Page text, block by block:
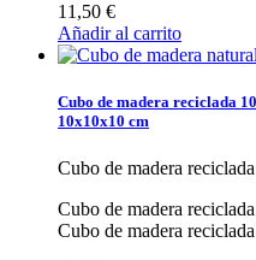
11,50 €
Añadir al carrito
Cubo de madera reciclada
10x10x10 cm
Cubo de madera
Cubo de madera
Cubo de madera